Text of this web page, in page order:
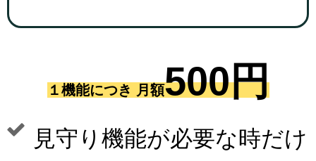
１機能につき 月額500円
見守り機能が必要な時だけ